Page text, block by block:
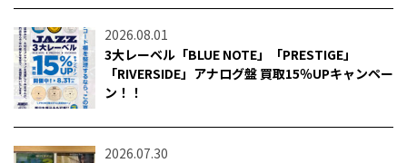
2026.08.01
3大レーベル「BLUE NOTE」「PRESTIGE」
「RIVERSIDE」アナログ盤 買取15％UPキャンペー
ン！！
2026.07.30